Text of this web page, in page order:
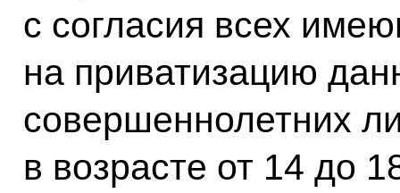
с согласия всех
на приватизацию
совершеннолетних
в возрасте от 14 до